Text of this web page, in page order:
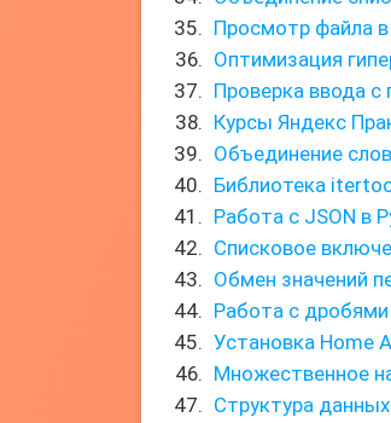
Просмотр файла
Оптимизация
Проверка ввода
Курсы Яндекс
Объединение
Библиотека
Работа с JSON в
Списковое
Обмен значений
Работа с
Установка Home
Множественное
Структура